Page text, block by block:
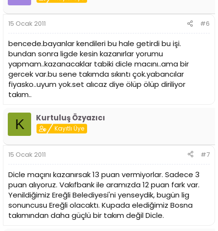
15 Ocak 2011 #6
bencede.bayanlar kendileri bu hale getirdi bu işi.
bundan sonra ligde kesin kazanırlar yorumu
yapmam..kazanacaklar tabiki dicle macını..ama bir
gercek var.bu sene takımda sıkıntı çok.yabancılar
fiyasko..uyum yok.set alıcaz diye ölüp ölüp diriliyor
takım..
K Kurtuluş Özyazıcı
Kayıtlı Üye
15 Ocak 2011 #7
Dicle maçını kazanırsak 13 puan vermiyorlar. Sadece 3
puan alıyoruz. Vakıfbank ile aramızda 12 puan fark var.
Yenildiğimiz Ereğli Belediyesi'ni yenseydik, bugün lig
sonuncusu Ereğli olacaktı. Kupada elediğimiz Bosna
takımından daha güçlü bir takım değil Dicle.